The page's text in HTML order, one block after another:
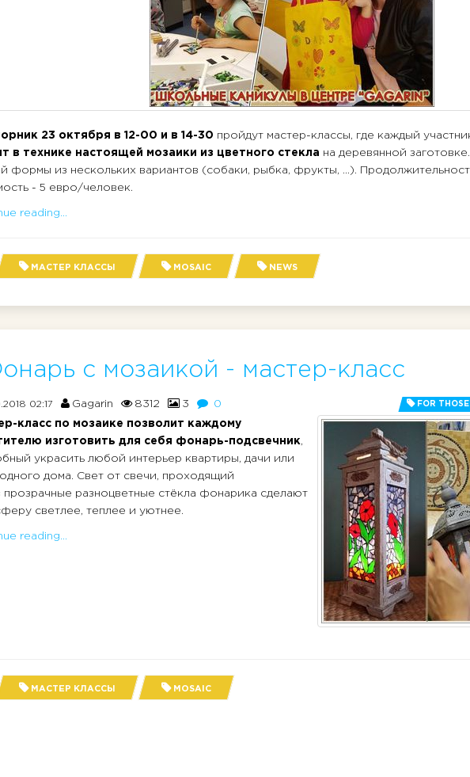
23 октября в 12-00 и в 14-30 пройдут мастер-классы, где каждый
в технике настоящей мозаики из цветного стекла на деревянной
формы из нескольких вариантов (собаки, рыбка, фрукты, ...).
- 5 евро/человек.
reading...
МАСТЕР КЛАССЫ MOSAIC NEWS
с мозаикой - мастер-класс
02:17 Gagarin 8312 3 0 FOR
класс по мозаике позволит каждому
изготовить для себя фонарь-подсвечник,
украсить любой интерьер квартиры, дачи или
дома. Свет от свечи, проходящий
прозрачные разноцветные стёкла фонарика сделают
светлее, теплее и уютнее.
reading...
МАСТЕР КЛАССЫ MOSAIC